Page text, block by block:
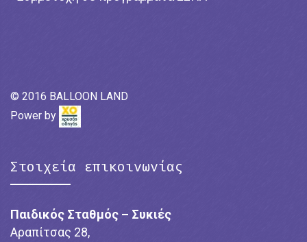
© 2016 BALLOON LAND
Power by
Στοιχεία επικοινωνίας
Παιδικός Σταθμός – Συκιές
Αραπίτσας 28,